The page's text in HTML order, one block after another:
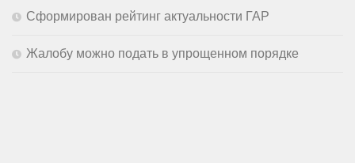
Сформирован рейтинг актуальности ГАР
Жалобу можно подать в упрощенном порядке